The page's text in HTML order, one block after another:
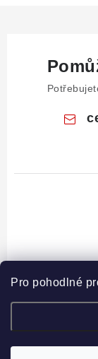
Pro pohodlné
Z
Informace pro
Obchodní podmínky